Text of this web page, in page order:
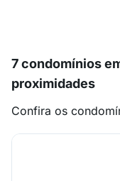
7 condomínios
proximidades
Confira os